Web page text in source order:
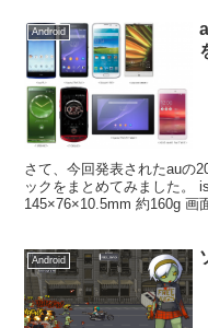
Android
さて、今回発表されたauの
ックをまとめてみました。
145×76×10.5mm 約160g 画
Android